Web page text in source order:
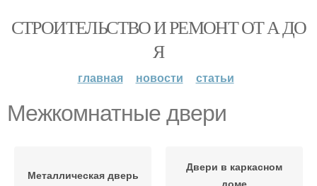
СТРОИТЕЛЬСТВО И РЕМОНТ ОТ А ДО
Я
главная новости статьи
Межкомнатные двери
Металлическая дверь
Двери в каркасном
доме